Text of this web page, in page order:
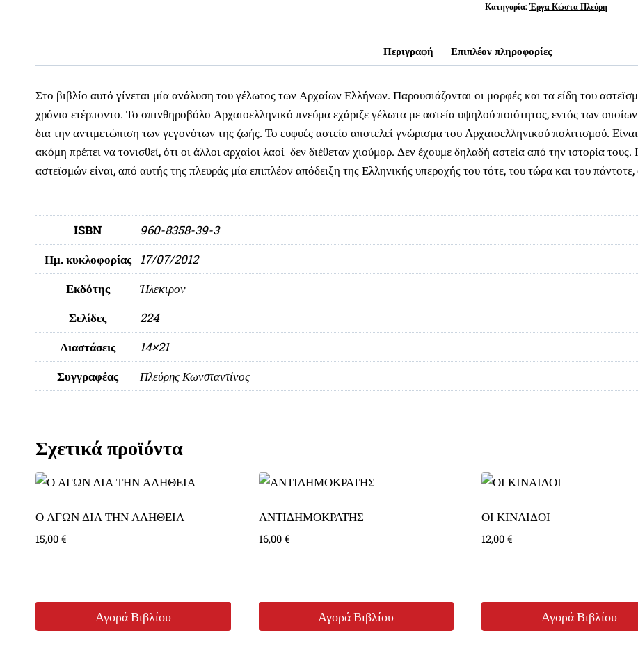
ΑΡΧΑΙΑΝ
ποσότητα
Κατηγορία:Έργα Κώστα Πλεύρη
Περιγραφή Επιπλέον πληροφορίες
Στο βιβλίο αυτό γίνεται μία ανάλυση του γέλωτος των Αρχαίων Ελλήνων. Παρουσιάζονται οι μορφές και τα είδη του
χρόνια ετέρποντο. Το σπινθηροβόλο Αρχαιοελληνικό πνεύμα εχάριζε γέλωτα με αστεία υψηλού ποιότητος, εντός των
δια την αντιμετώπιση των γεγονότων της ζωής. Το ευφυές αστείο αποτελεί γνώρισμα του Αρχαιοελληνικού πολιτισμού.
ακόμη πρέπει να τονισθεί, ότι οι άλλοι αρχαίοι λαοί δεν διέθεταν χιούμορ. Δεν έχουμε δηλαδή αστεία από την ιστορία
αστεϊσμών είναι, από αυτής της πλευράς μία επιπλέον απόδειξη της Ελληνικής υπεροχής του τότε, του τώρα και του
ISBN
960-8358-39-3
Ημ. κυκλοφορίας 17/07/2012
Εκδότης
Ήλεκτρον
Σελίδες
224
Διαστάσεις
14×21
Συγγραφέας
Πλεύρης Κωνσταντίνος
Σχετικά προϊόντα
Ο ΑΓΩΝ ΔΙΑ ΤΗΝ ΑΛΗΘΕΙΑ
15,00 €
Αγορά Βιβλίου
ΑΝΤΙΔΗΜΟΚΡΑΤΗΣ
16,00 €
Αγορά Βιβλίου
ΟΙ ΚΙΝΑΙΔΟΙ
12,00 €
Αγορά Βιβλίου